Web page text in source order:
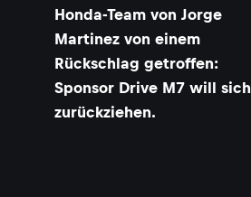
Honda-Team von Jorge
Martinez von einem
Rückschlag getroffen:
Sponsor Drive M7 will sich
zurückziehen.